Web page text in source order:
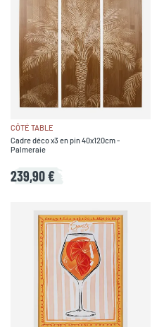
CÔTÉ TABLE
Cadre déco x3 en pin 40x120cm -
Palmeraie
239,90 €